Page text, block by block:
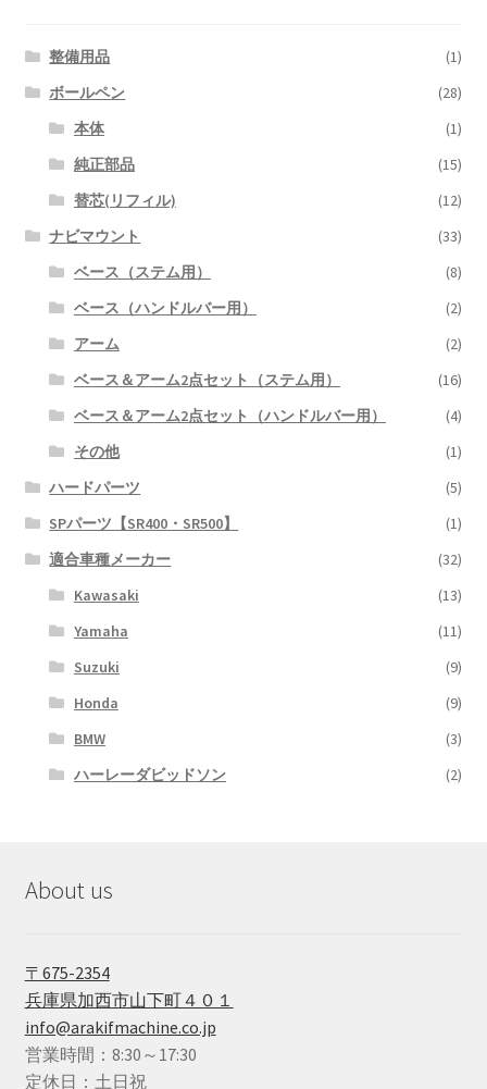
整備用品
(1)
ボールペン
(28)
本体
(1)
純正部品
(15)
替芯(リフィル)
(12)
ナビマウント
(33)
ベース（ステム用）
(8)
ベース（ハンドルバー用）
(2)
アーム
(2)
ベース＆アーム2点セット（ステム用）
(16)
ベース＆アーム2点セット（ハンドルバー用）
(4)
その他
(1)
ハードパーツ
(5)
SPパーツ【SR400・SR500】
(1)
適合車種メーカー
(32)
Kawasaki
(13)
Yamaha
(11)
Suzuki
(9)
Honda
(9)
BMW
(3)
ハーレーダビッドソン
(2)
About us
〒675-2354
兵庫県加西市山下町４０１
info@arakifmachine.co.jp
営業時間：8:30～17:30
定休日：土日祝